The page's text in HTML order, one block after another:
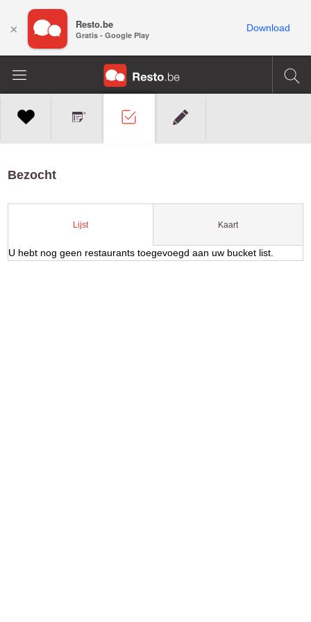
Bezocht
Lijst Kaart
U hebt nog geen restaurants toegevoegd aan uw bucket list.
× Resto.be
Gratis - Google Play
Download